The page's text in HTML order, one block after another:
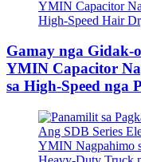
Gamay nga Gidak-
YMIN Capacitor
sa High-Speed ​​​​nga